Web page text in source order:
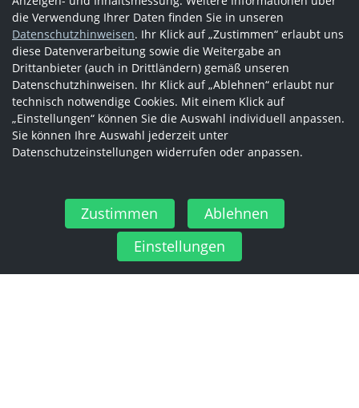
die Verwendung Ihrer Daten finden Sie in unseren
Datenschutzhinweisen. Ihr Klick auf „Zustimmen“ erlaubt uns
diese Datenverarbeitung sowie die Weitergabe an
Drittanbieter (auch in Drittländern) gemäß unseren
Datenschutzhinweisen. Ihr Klick auf „Ablehnen“ erlaubt nur
technisch notwendige Cookies. Mit einem Klick auf
„Einstellungen“ können Sie die Auswahl individuell anpassen.
Sie können Ihre Auswahl jederzeit unter
Datenschutzeinstellungen widerrufen oder anpassen.
Zustimmen
Ablehnen
Einstellungen